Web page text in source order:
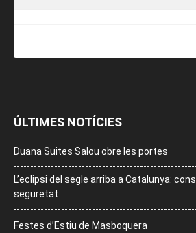
ÚLTIMES NOTÍCIES
Duana Suites Salou obre les portes
L’eclipsi del segle arriba a Catalunya:
seguretat
Festes d’Estiu de Masboquera